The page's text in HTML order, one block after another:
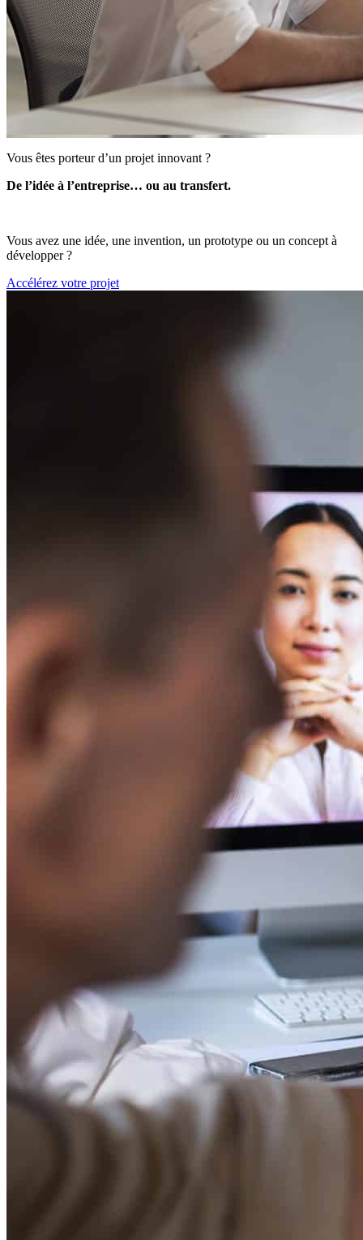
Vous êtes porteur d’un projet innovant ?
De l’idée à l’entreprise… ou au transfert.
Vous avez une idée, une invention, un prototype ou un concept à
développer ?
Accélérez votre projet